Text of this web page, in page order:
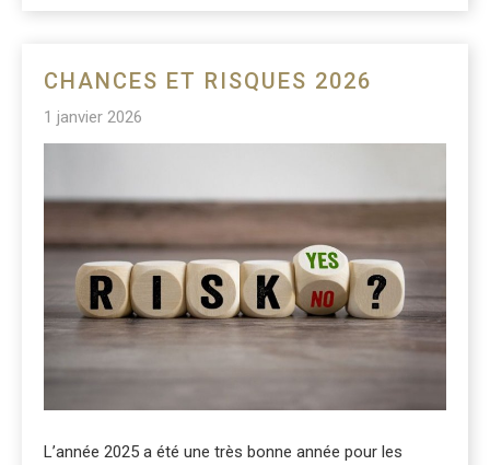
CHANCES ET RISQUES 2026
1 janvier 2026
L’année 2025 a été une très bonne année pour les